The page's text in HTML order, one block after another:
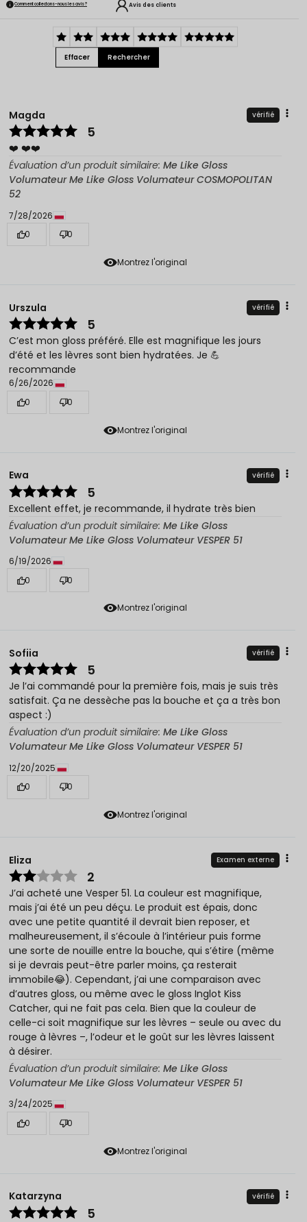
Comment collectons-nous les avis ? Avis des clients
Effacer Rechercher
Montrez l'original
Magda vérifié
5
❤️ ❤️❤️
Évaluation d’un produit similaire: Me Like Gloss
Volumateur Me Like Gloss Volumateur COSMOPOLITAN
52
7/28/2026
0
0
Montrez l'original
Urszula vérifié
5
C’est mon gloss préféré. Elle est magnifique les jours
d’été et les lèvres sont bien hydratées. Je 💪
recommande
6/26/2026
0
0
Montrez l'original
Ewa vérifié
5
Excellent effet, je recommande, il hydrate très bien
Évaluation d’un produit similaire: Me Like Gloss
Volumateur Me Like Gloss Volumateur VESPER 51
6/19/2026
0
0
Montrez l'original
Sofiia vérifié
5
Je l’ai commandé pour la première fois, mais je suis très
satisfait. Ça ne dessèche pas la bouche et ça a très bon
aspect :)
Évaluation d’un produit similaire: Me Like Gloss
Volumateur Me Like Gloss Volumateur VESPER 51
12/20/2025
0
0
Montrez l'original
Eliza Examen externe
2
J’ai acheté une Vesper 51. La couleur est magnifique,
mais j’ai été un peu déçu. Le produit est épais, donc
avec une petite quantité il devrait bien reposer, et
malheureusement, il s’écoule à l’intérieur puis forme
une sorte de nouille entre la bouche, qui s’étire (même
si je devrais peut-être parler moins, ça resterait
immobile😂). Cependant, j’ai une comparaison avec
d’autres gloss, ou même avec le gloss Inglot Kiss
Catcher, qui ne fait pas cela. Bien que la couleur de
celle-ci soit magnifique sur les lèvres – seule ou avec du
rouge à lèvres –, l’odeur et le goût sur les lèvres laissent
à désirer.
Évaluation d’un produit similaire: Me Like Gloss
Volumateur Me Like Gloss Volumateur VESPER 51
3/24/2025
0
0
Katarzyna vérifié
5